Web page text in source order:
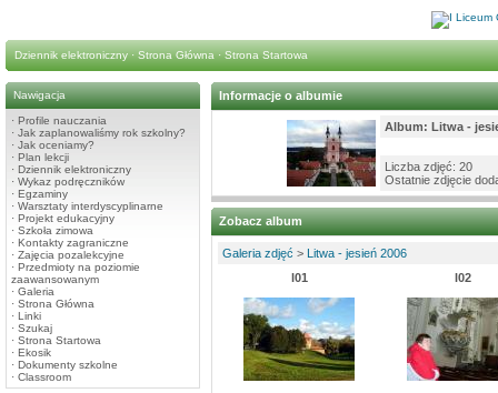
Dziennik elektroniczny · Strona Główna · Strona Startowa
Nawigacja
· Profile nauczania
· Jak zaplanowaliśmy rok szkolny?
· Jak oceniamy?
· Plan lekcji
· Dziennik elektroniczny
· Wykaz podręczników
· Egzaminy
· Warsztaty interdyscyplinarne
· Projekt edukacyjny
· Szkoła zimowa
· Kontakty zagraniczne
· Zajęcia pozalekcyjne
· Przedmioty na poziomie
zaawansowanym
· Galeria
· Strona Główna
· Linki
· Szukaj
· Strona Startowa
· Ekosik
· Dokumenty szkolne
· Classroom
Informacje o albumie
Album: Litwa -
Liczba zdjęć: 20
Ostatnie zdjęcie
Zobacz album
Galeria zdjęć > Litwa - jesień 2006
l01
l02